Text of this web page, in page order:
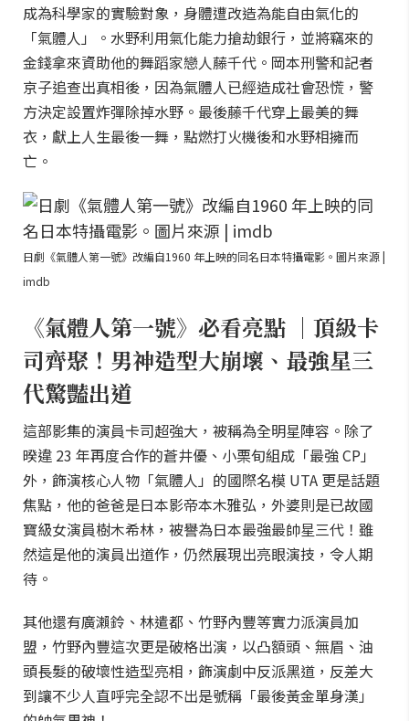
成為科學家的實驗對象，身體遭改造為能自由氣化的
「氣體人」。水野利用氣化能力搶劫銀行，並將竊來的
金錢拿來資助他的舞蹈家戀人藤千代。岡本刑警和記者
京子追查出真相後，因為氣體人已經造成社會恐慌，警
方決定設置炸彈除掉水野。最後藤千代穿上最美的舞
衣，獻上人生最後一舞，點燃打火機後和水野相擁而
亡。
日劇《氣體人第一號》改編自1960 年上映的同名日本特攝電影。圖片來源 |
imdb
《氣體人第一號》必看亮點 ｜頂級卡
司齊聚！男神造型大崩壞、最強星三
代驚豔出道
這部影集的演員卡司超強大，被稱為全明星陣容。除了
暌違 23 年再度合作的蒼井優、小栗旬組成「最強 CP」
外，飾演核心人物「氣體人」的國際名模 UTA 更是話題
焦點，他的爸爸是日本影帝本木雅弘，外婆則是已故國
寶級女演員樹木希林，被譽為日本最強最帥星三代！雖
然這是他的演員出道作，仍然展現出亮眼演技，令人期
待。
其他還有廣瀨鈴、林遣都、竹野內豐等實力派演員加
盟，竹野內豐這次更是破格出演，以凸額頭、無眉、油
頭長髮的破壞性造型亮相，飾演劇中反派黑道，反差大
到讓不少人直呼完全認不出是號稱「最後黃金單身漢」